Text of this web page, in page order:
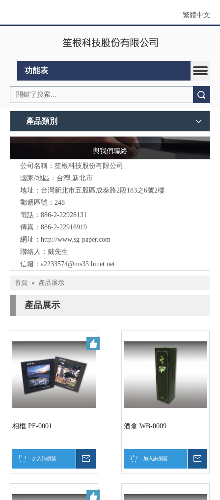
繁體中文
功能表
產品類別
與我們聯絡
公司名稱：笙根科技股份有限公司
國家/地區：台灣,新北市
地址：台灣新北市五股區成泰路2段183之6號2樓
郵遞區號：248
電話：886-2-22928131
傳真：886-2-22916919
網址： http://www.sg-paper.com
聯絡人：戴先生
信箱： a2233574@ms33.hinet.net
首頁 » 產品展示
產品展示
相框 PF-0001
加入詢價籃
酒盒 WB-0009
加入詢價籃